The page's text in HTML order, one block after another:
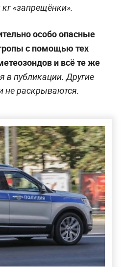
«запрещёнки».
особо опасные
с помощью тех
и всё те же
в публикации. Другие
не раскрываются.